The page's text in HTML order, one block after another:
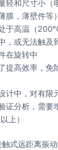
轻和尺寸小（
膜，薄壁件等）
于高温（
，或无法触及
在旋转中
提高效率，免
计中，对有限
证分析，需要
上）
式远距离振